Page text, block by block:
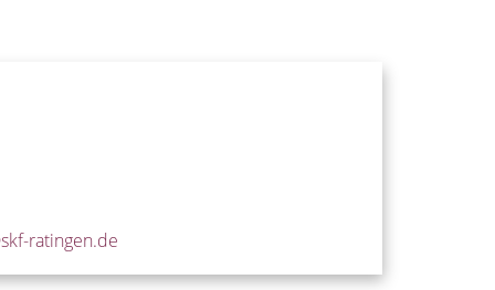
ratingen.de